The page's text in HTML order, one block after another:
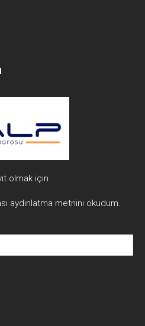
olmak için
aydınlatma metnini okudum.